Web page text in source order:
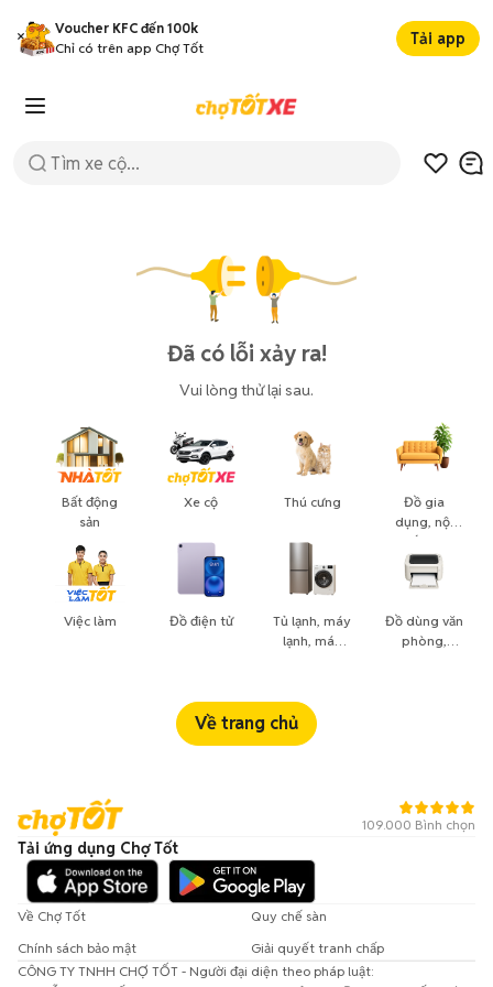
Voucher KFC đến 100k
Chỉ có trên app Chợ Tốt
Tải app
Đã có lỗi xảy ra!
Vui lòng thử lại sau.
Bất động
sản
Việc làm
Xe cộ
Đồ điện tử
Thú cưng
Tủ lạnh, máy
lạnh, máy
Đồ gia
dụng, nội
thất, cây
cảnh
Đồ dùng văn
phòng,
Về trang chủ
109.000 Bình chọn
Tải ứng dụng Chợ Tốt
Về Chợ Tốt
Quy chế sàn
Chính sách bảo mật
Giải quyết tranh chấp
CÔNG TY TNHH CHỢ TỐT - Người đại diện theo pháp luật: